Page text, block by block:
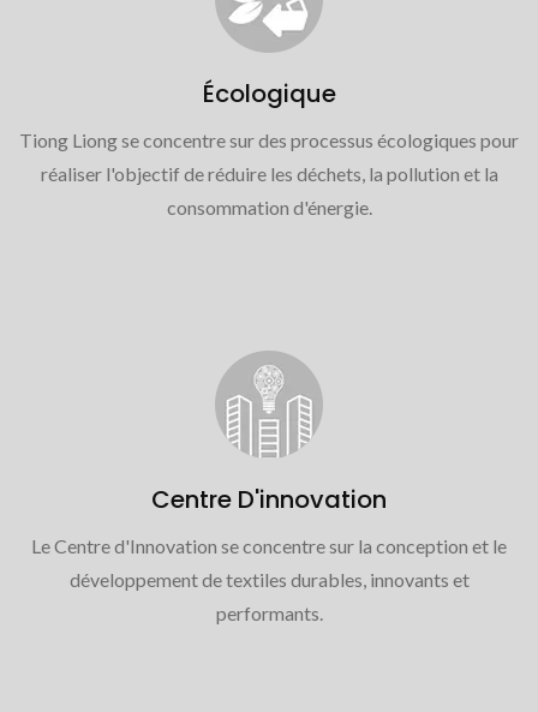
Écologique
Tiong Liong se concentre sur des processus écologiques pour
réaliser l'objectif de réduire les déchets, la pollution et la
consommation d'énergie.
Centre D'innovation
Le Centre d'Innovation se concentre sur la conception et le
développement de textiles durables, innovants et
performants.